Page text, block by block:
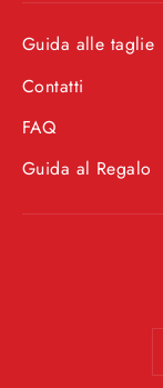
Guida alle taglie
Contatti
FAQ
Guida al Regalo